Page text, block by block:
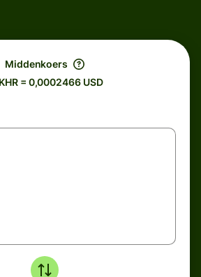
Middenkoers
KHR = 0,0002466 USD